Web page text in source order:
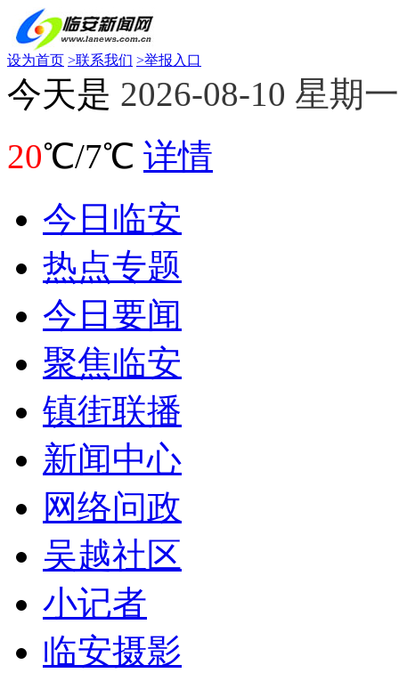
设为首页 >联系我们 >举报入口
今天是 2026-08-10 星期一
20℃/7℃ 详情
今日临安
热点专题
今日要闻
聚焦临安
镇街联播
新闻中心
网络问政
吴越社区
小记者
临安摄影